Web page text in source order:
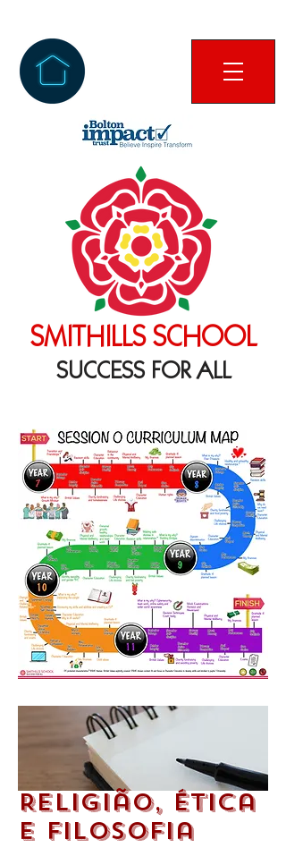
SMITHILLS SCHOOL
SUCCESS FOR ALL
Religião, Ética
e Filosofia